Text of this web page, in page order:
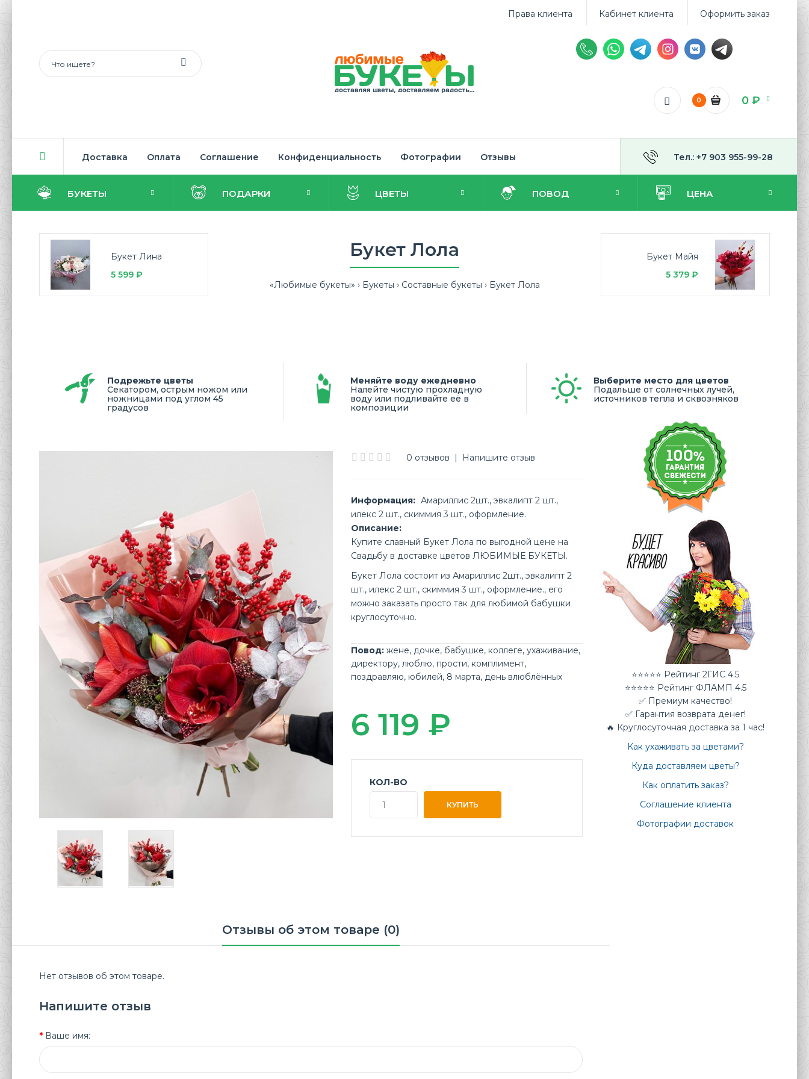
Права клиента Кабинет клиента Оформить заказ
0 0 ₽
Доставка Оплата Соглашение Конфиденциальность Фотографии Отзывы Тел.: +7 903 955-99-28
БУКЕТЫ ПОДАРКИ ЦВЕТЫ ПОВОД ЦЕНА
Букет Лина
5 599 ₽
Букет Лола
«Любимые букеты» Букеты Составные букеты Букет Лола
Букет Майя
5 379 ₽
Подрежьте цветы
Секатором, острым ножом или
ножницами под углом 45
градусов
Меняйте воду ежедневно
Налейте чистую прохладную
воду или подливайте её в
композиции
Выберите место для цветов
Подальше от солнечных лучей,
источников тепла и сквозняков
0 отзывов | Напишите отзыв
Информация: Амариллис 2шт., эвкалипт 2 шт.,
илекс 2 шт., скиммия 3 шт., оформление.
Описание:
Купите славный Букет Лола по выгодной цене на
Свадьбу в доставке цветов ЛЮБИМЫЕ БУКЕТЫ.
Букет Лола состоит из Амариллис 2шт., эвкалипт 2
шт., илекс 2 шт., скиммия 3 шт., оформление., его
можно заказать просто так для любимой бабушки
круглосуточно.
Повод: жене, дочке, бабушке, коллеге,ухаживание,
директору,люблю, прости, комплимент,
поздравляю, юбилей, 8 марта, день влюблённых
6 119 ₽
КОЛ-ВО
Отзывы об этом товаре (0)
Нет отзывов об этом товаре.
Напишите отзыв
Ваше имя:
⭐⭐⭐⭐⭐ Рейтинг 2ГИС 4.5
⭐⭐⭐⭐⭐ Рейтинг ФЛАМП 4.5
✅ Премиум качество!
✅ Гарантия возврата денег!
🔥 Круглосуточная доставка за 1 час!
Как ухаживать за цветами?
Куда доставляем цветы?
Как оплатить заказ?
Соглашение клиента
Фотографии доставок